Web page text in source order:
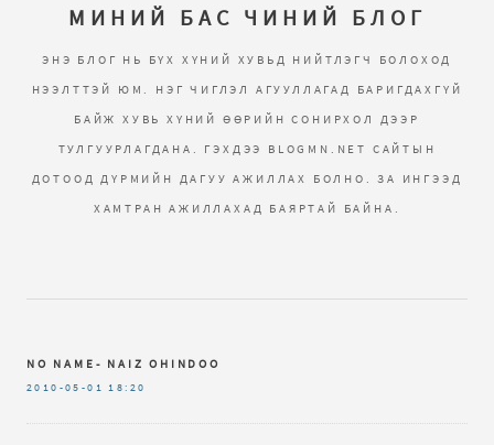
МИНИЙ БАС ЧИНИЙ БЛОГ
ЭНЭ БЛОГ НЬ БҮХ ХҮНИЙ ХУВЬД НИЙТЛЭГЧ БОЛОХОД
НЭЭЛТТЭЙ ЮМ. НЭГ ЧИГЛЭЛ АГУУЛЛАГАД БАРИГДАХГҮЙ
БАЙЖ ХУВЬ ХҮНИЙ ӨӨРИЙН СОНИРХОЛ ДЭЭР
ТУЛГУУРЛАГДАНА. ГЭХДЭЭ BLOGMN.NET САЙТЫН
ДОТООД ДҮРМИЙН ДАГУУ АЖИЛЛАХ БОЛНО. ЗА ИНГЭЭД
ХАМТРАН АЖИЛЛАХАД БАЯРТАЙ БАЙНА.
NO NAME- NAIZ OHINDOO
2010-05-01 18:20